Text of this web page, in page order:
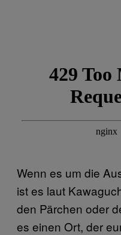
Wenn es um die
ist es laut
den Pärchen oder
es einen Ort, der